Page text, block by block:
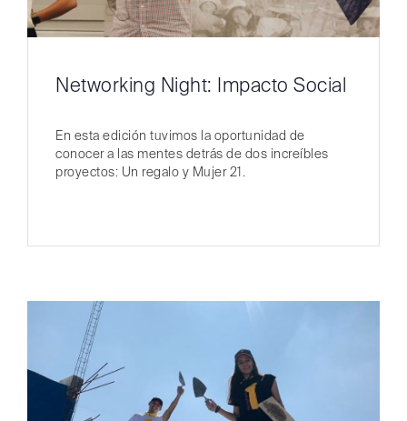
Networking Night: Impacto Social
En esta edición tuvimos la oportunidad de
conocer a las mentes detrás de dos increíbles
proyectos: Un regalo y Mujer 21.